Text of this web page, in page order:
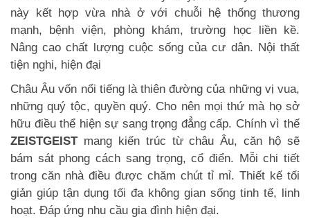
này kết hợp vừa nhà ở với chuỗi hệ thống thương
mạnh, bệnh viện, phòng khám, trường học liền kề.
Nâng cao chất lượng cuộc sống của cư dân. Nội thất
tiện nghi, hiện đại
Châu Âu vốn nổi tiếng là thiên đường của những vị vua,
những quý tộc, quyền quý. Cho nên mọi thứ mà họ sở
hữu điều thể hiện sự sang trọng đẳng cấp. Chính vì thế
ZEISTGEISTmang kiến trúc từ châu Âu, căn hộ sẽ
bám sát phong cách sang trọng, cổ điển. Mỗi chi tiết
trong căn nhà điều được chăm chút tỉ mỉ. Thiết kế tối
giản giúp tận dụng tối đa không gian sống tinh tế, linh
hoạt. Đáp ứng nhu cầu gia đình hiện đại.